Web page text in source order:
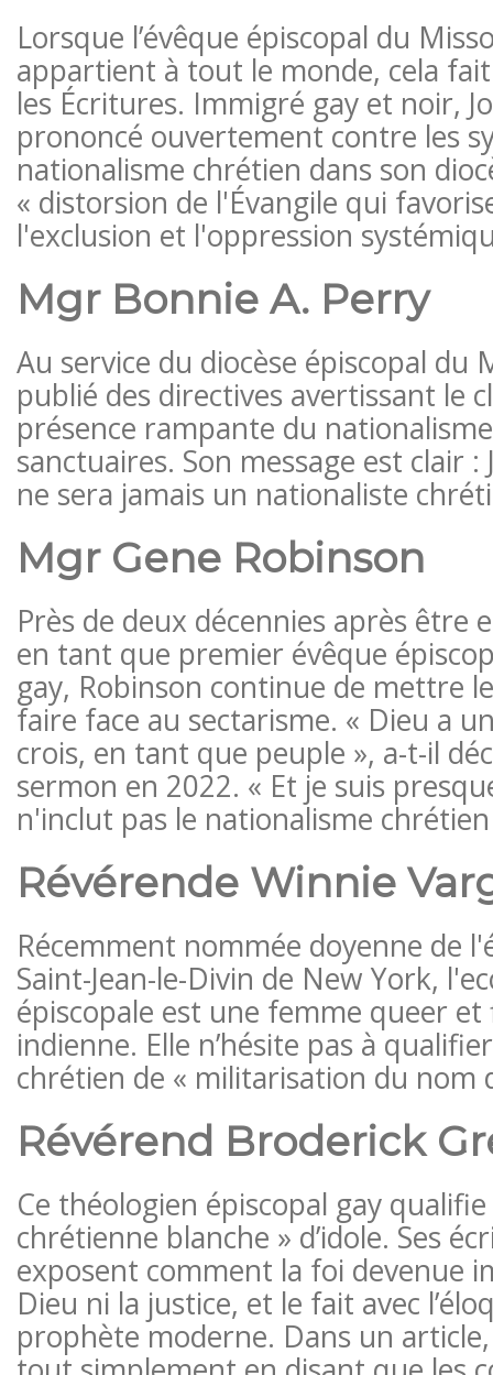
Lorsque l’évêque épiscopal du
appartient à tout le monde, cela
les Écritures. Immigré gay et noir,
prononcé ouvertement contre les
nationalisme chrétien dans son
« distorsion de l'Évangile qui
l'exclusion et l'oppression
Mgr Bonnie A. Perry
Au service du diocèse épiscopal du
publié des directives avertissant le
présence rampante du
sanctuaires. Son message est clair :
ne sera jamais un nationaliste
Mgr Gene Robinson
Près de deux décennies après être
en tant que premier évêque
gay, Robinson continue de mettre
faire face au sectarisme. « Dieu a
crois, en tant que peuple », a-t-il
sermon en 2022. « Et je suis
n'inclut pas le nationalisme
Révérende Winnie
Récemment nommée doyenne de
Saint-Jean-le-Divin de New York,
épiscopale est une femme queer
indienne. Elle n’hésite pas à
chrétien de « militarisation du nom
Révérend Broderick
Ce théologien épiscopal gay qualifie
chrétienne blanche » d’idole. Ses
exposent comment la foi devenue
Dieu ni la justice, et le fait avec
prophète moderne. Dans un